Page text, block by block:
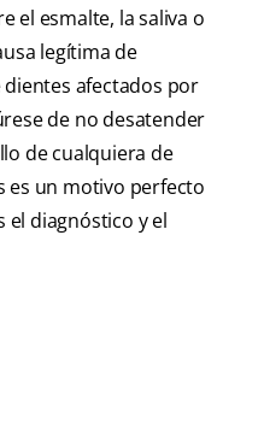
el esmalte, la saliva o
legítima de
afectados por
de no desatender
de cualquiera de
es un motivo perfecto
el diagnóstico y el